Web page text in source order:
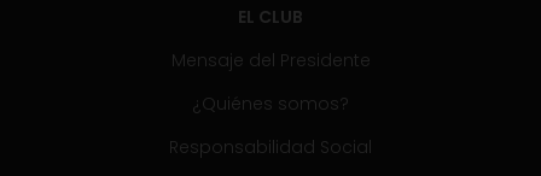
EL CLUB
Mensaje del Presidente
¿Quiénes somos?
Responsabilidad Social